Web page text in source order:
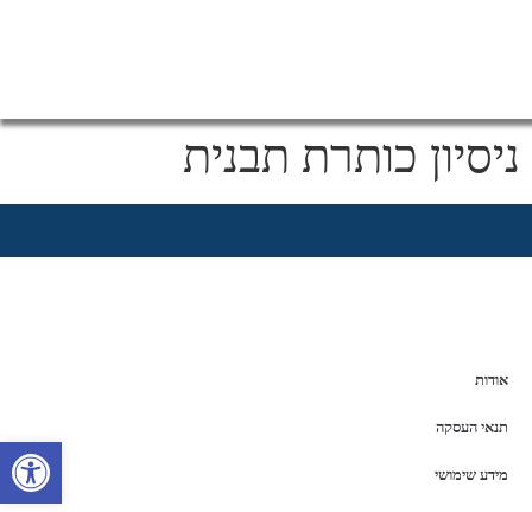
ניסיון כותרת תבנית
אודות
תנאי העסקה
מידע שימושי
פתח